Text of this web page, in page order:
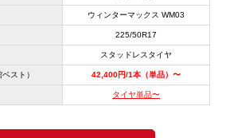
ウィンターマックス WM03
225/50R17
スタッドレスタイヤ
スト） 42,400円/1本（単品）〜
タイヤ単品〜